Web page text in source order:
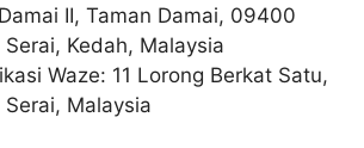
II, Taman Damai, 09400
Serai, Kedah, Malaysia
Waze: 11 Lorong Berkat Satu,
Serai, Malaysia